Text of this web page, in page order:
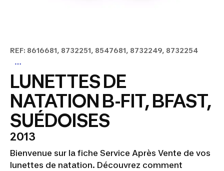
REF: 8616681, 8732251, 8547681, 8732249, 8732254
LUNETTES DE
NATATION B-FIT, BFAST,
SUÉDOISES
2013
Bienvenue sur la fiche Service Après Vente de vos
lunettes de natation. Découvrez comment